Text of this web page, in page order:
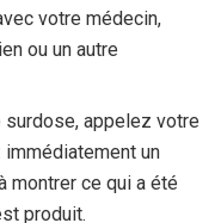
votre médecin,
ou un autre
surdose, appelez votre
un
montrer ce qui a été
produit.